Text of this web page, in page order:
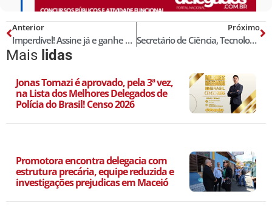
Anterior
Imperdível! Assine já e ganhe + 6 meses de acesso grátis!
Próximo
Secretário de Ciência, Tecnologia e Inovação de MT visita delegacia modelo em inovação de processos
Mais lidas
Jonas Tomazi é aprovado, pela 3ª vez,
na Lista dos Melhores Delegados de
Polícia do Brasil! Censo 2026
Promotora encontra delegacia com
estrutura precária, equipe reduzida e
investigações prejudicas em Maceió